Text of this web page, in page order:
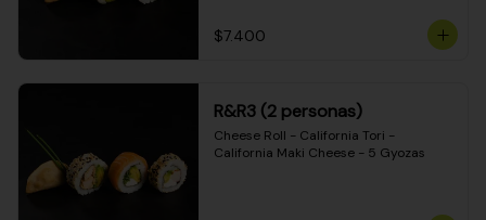
$7.400
R&R3 (2 personas)
Cheese Roll - California Tori -
California Maki Cheese - 5 Gyozas